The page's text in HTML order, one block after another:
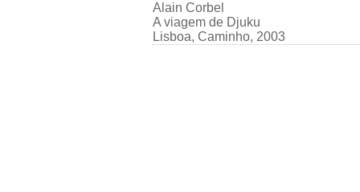
Alain Corbel
A viagem de Djuku
Lisboa, Caminho, 2003